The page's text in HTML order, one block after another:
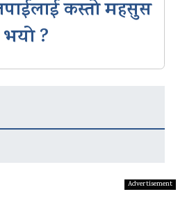
कस्तो महसुस
भयो ?